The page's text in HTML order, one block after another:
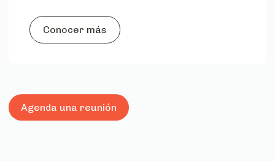
Conocer más
Agenda una reunión